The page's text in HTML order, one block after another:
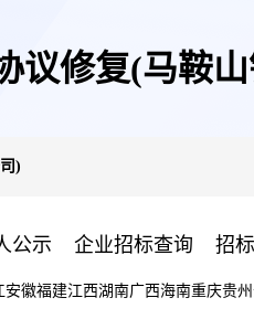
议修复(马鞍
)
公示 企业招标查询 招
安徽福建江西湖南广西海南重庆贵州